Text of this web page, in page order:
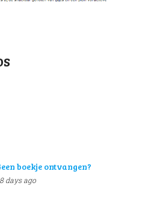
boekje ontvangen?
days ago